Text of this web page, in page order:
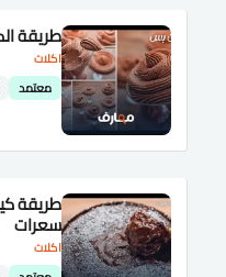
اكلات
طريقة
معتمد
اكلات
طريقة
سعرات